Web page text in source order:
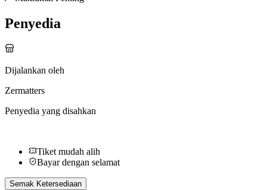
Penyedia
Dijalankan oleh
Zermatters
Penyedia yang disahkan
Tiket mudah alih
Bayar dengan selamat
Semak Ketersediaan